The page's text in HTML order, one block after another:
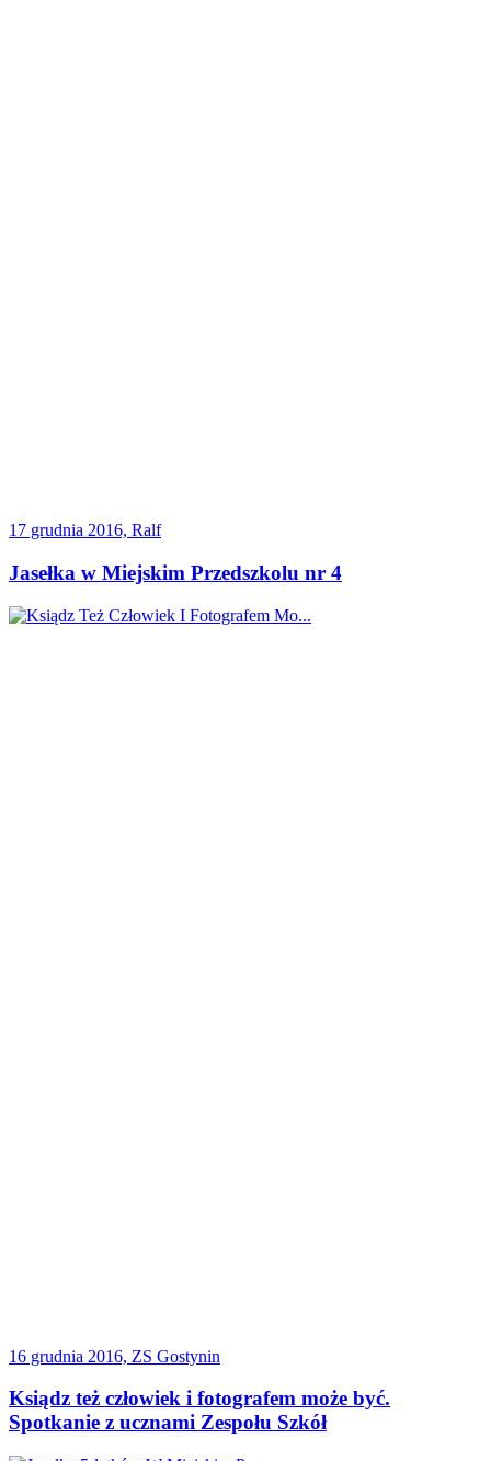
17 grudnia 2016, Ralf
Jasełka w Miejskim Przedszkolu nr 4
16 grudnia 2016, ZS Gostynin
Ksiądz też człowiek i fotografem może być.
Spotkanie z ucznami Zespołu Szkół